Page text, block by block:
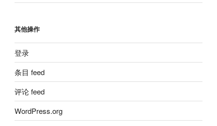
其他操作
登录
条目 feed
评论 feed
WordPress.org